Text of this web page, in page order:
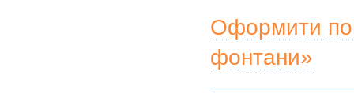
Оформити
фонтани»